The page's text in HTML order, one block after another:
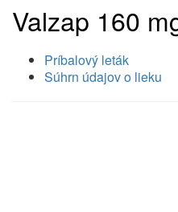
Valzap 160
Príbalový leták
Súhrn údajov o lieku